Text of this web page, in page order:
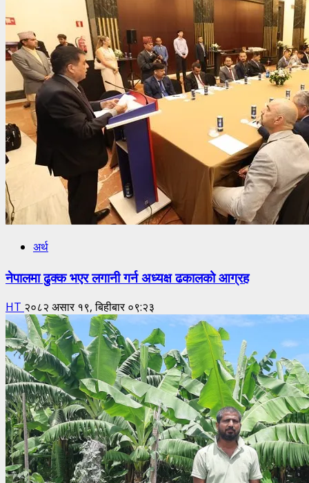
अर्थ
नेपालमा ढुक्क भएर लगानी गर्न अध्यक्ष ढकालको आग्रह
HT २०८२ असार १९, बिहीबार ०९:२३